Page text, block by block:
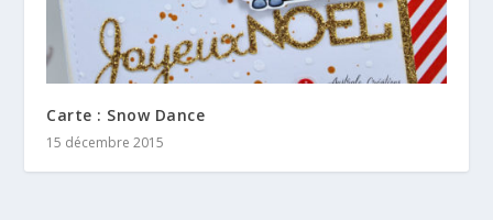
Carte : Snow Dance
15 décembre 2015